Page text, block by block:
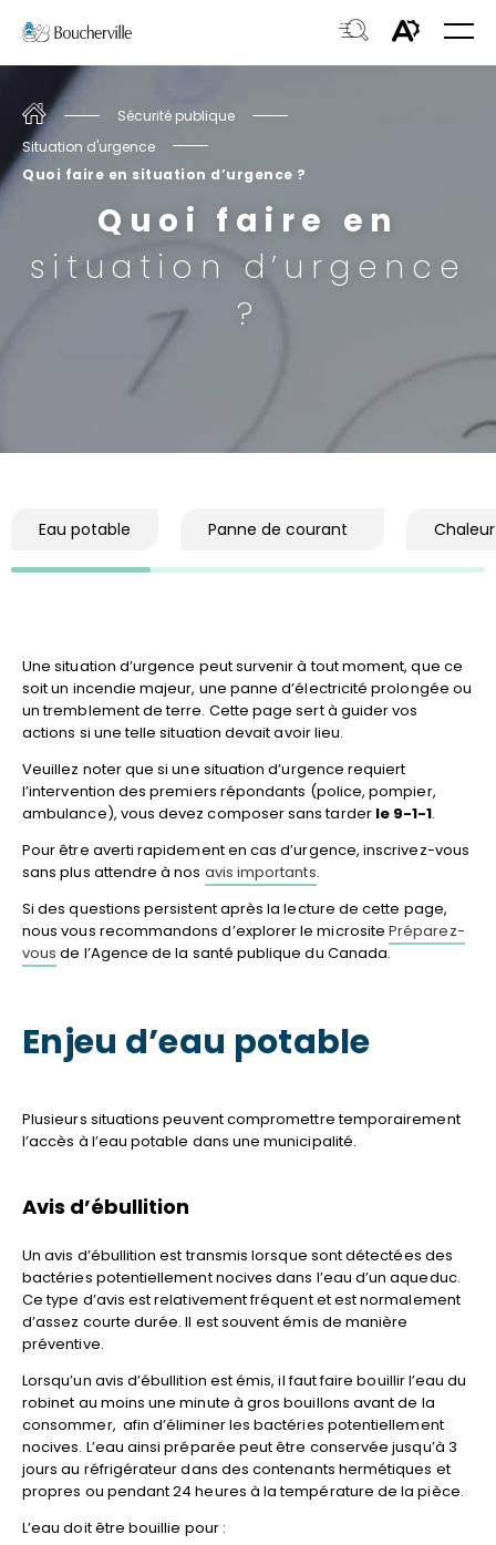
rapide
Ouvrir
Ouvrir
la
Accueil
Sécurité publique
Situation d'urgence
Quoi faire en situation d’urgence ?
Quoi faire en
situation d’urgence
?
Eau potable Panne de courant Chaleur
Une situation d’urgence peut survenir à tout moment, que ce
soit un incendie majeur, une panne d’électricité prolongée ou
un tremblement de terre. Cette page sert à guider vos
actions si une telle situation devait avoir lieu.
Veuillez noter que si une situation d’urgence requiert
l’intervention des premiers répondants (police, pompier,
ambulance), vous devez composer sans tarder le 9-1-1.
Pour être averti rapidement en cas d’urgence, inscrivez-vous
sans plus attendre à nos avis importants.
Si des questions persistent après la lecture de cette page,
nous vous recommandons d’explorer le micrositePréparez-
vous de l’Agence de la santé publique du Canada.
Enjeu d’eau potable
Plusieurs situations peuvent compromettre temporairement
l’accès à l’eau potable dans une municipalité.
Avis d’ébullition
Un avis d’ébullition est transmis lorsque sont détectées des
bactéries potentiellement nocives dans l’eau d’un aqueduc.
Ce type d’avis est relativement fréquent et est normalement
d’assez courte durée. Il est souvent émis de manière
préventive.
Lorsqu’un avis d’ébullition est émis, il faut faire bouillir l’eau du
robinet au moins une minute à gros bouillons avant de la
consommer, afin d’éliminer les bactéries potentiellement
nocives. L’eau ainsi préparée peut être conservée jusqu’à 3
jours au réfrigérateur dans des contenants hermétiques et
propres ou pendant 24 heures à la température de la pièce.
L’eau doit être bouillie pour :